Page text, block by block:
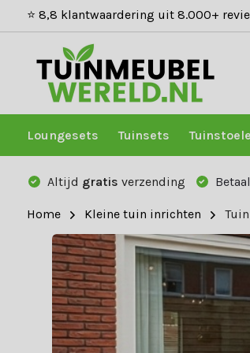
⭐ 8,8 klantwaardering uit 8.000+
Loungesets Tuinsets
Altijd gratis verzending
Home Kleine tuin inrichten